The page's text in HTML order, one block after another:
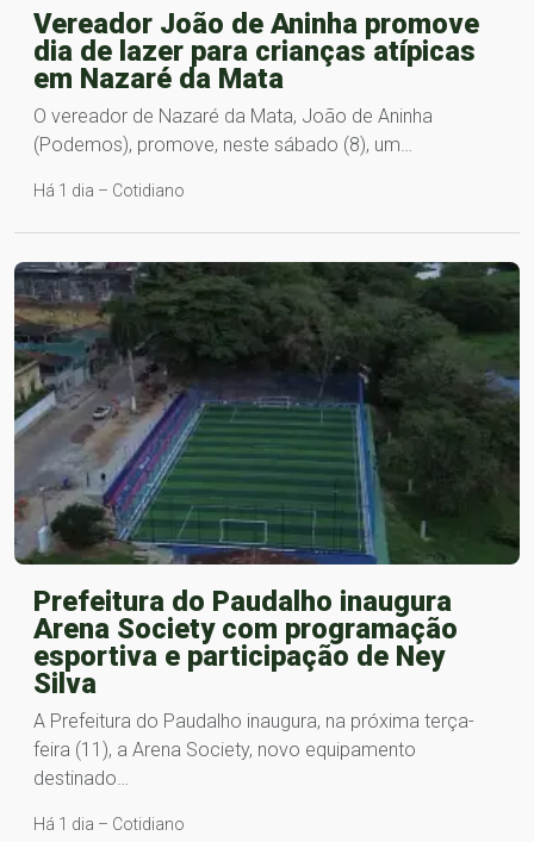
Vereador João de Aninha promove
dia de lazer para crianças atípicas
em Nazaré da Mata
O vereador de Nazaré da Mata, João de Aninha
(Podemos), promove, neste sábado (8), um…
Há 1 dia – Cotidiano
Prefeitura do Paudalho inaugura
Arena Society com programação
esportiva e participação de Ney
Silva
A Prefeitura do Paudalho inaugura, na próxima terça-
feira (11), a Arena Society, novo equipamento
destinado…
Há 1 dia – Cotidiano